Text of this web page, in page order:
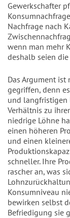
Gewerkschafter
Nachfrage nach
wenn man mehr
deshalb seien
Das Argument
gegriffen, denn
und langfristigen
Verhältnis zu
niedrige Löhne
einen höheren
und einen
schneller. Ihre
rascher an, was
Konsumniveau
bewirken selbst
Befriedigung sie